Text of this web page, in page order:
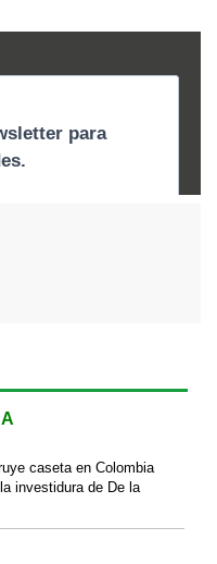
caseta en Colombia
investidura de De la